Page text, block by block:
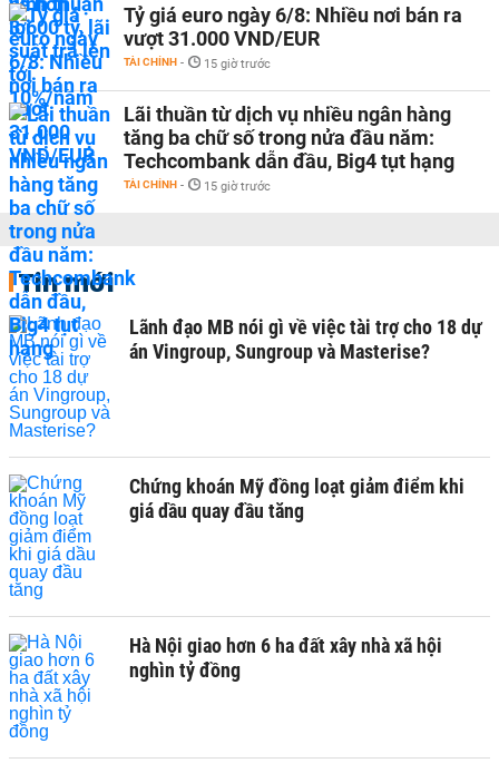
Tỷ giá euro ngày 6/8: Nhiều nơi bán ra
vượt 31.000 VND/EUR
TÀI CHÍNH - 15 giờ trước
Lãi thuần từ dịch vụ nhiều ngân hàng
tăng ba chữ số trong nửa đầu năm:
Techcombank dẫn đầu, Big4 tụt hạng
TÀI CHÍNH - 15 giờ trước
Tin mới
Lãnh đạo MB nói gì về việc tài trợ cho 18 dự
án Vingroup, Sungroup và Masterise?
Chứng khoán Mỹ đồng loạt giảm điểm khi
giá dầu quay đầu tăng
Hà Nội giao hơn 6 ha đất xây nhà xã hội
nghìn tỷ đồng